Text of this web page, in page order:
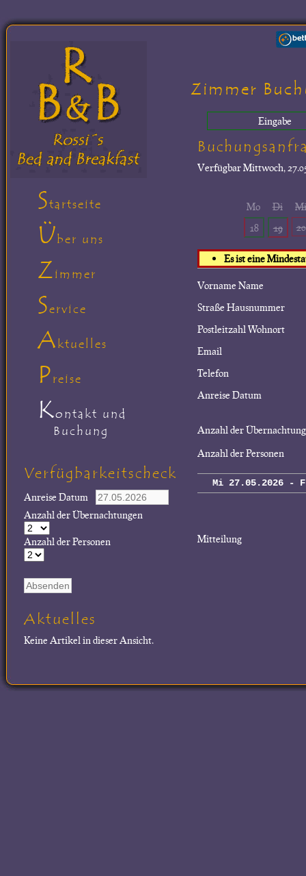
Zimmer
Eingabe
VerfügbarMittwoch,
Mo
18
Di
19
20
Es ist eine
Vorname Name
Straße Hausnummer
Postleitzahl Wohnort
Email
Telefon
Anreise Datum
Anzahl der
Anzahl der Personen
Mi 27.05.2026 -
Mitteilung
Startseite
Über uns
Zimmer
Service
Aktuelles
Preise
Kontakt und
Buchung
Verfügbarkeitscheck
Anreise Datum
Anzahl der Übernachtungen
Anzahl der Personen
Aktuelles
Keine Artikel in dieser Ansicht.